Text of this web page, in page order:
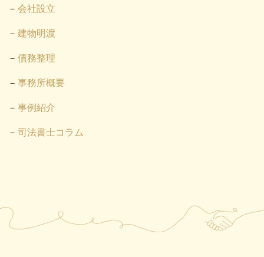
会社設立
建物明渡
債務整理
事務所概要
事例紹介
司法書士コラム